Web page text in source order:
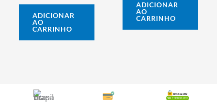
ADICIONAR
AO
CARRINHO
ADICIONAR
AO
CARRINHO